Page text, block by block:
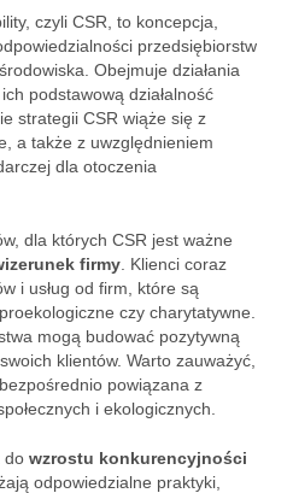
czyli CSR, to koncepcja,
przedsiębiorstw
Obejmuje działania
podstawową działalność
strategii CSR wiąże się z
a także z uwzględnieniem
dla otoczenia
dla których CSR jest ważne
firmy . Klienci coraz
i usług od firm, które są
czy charytatywne.
mogą budować pozytywną
klientów. Warto zauważyć,
powiązana z
i ekologicznych.
do wzrostu konkurencyjności
odpowiedzialne praktyki,